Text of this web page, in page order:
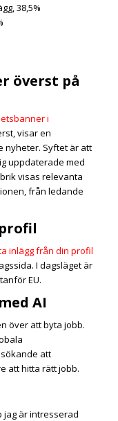
38,5%
överst på
i
visar en
nyheter. Syftet är att
uppdaterade med
visas relevanta
från ledande
inlägg från din profil
I dagsläget är
EU.
AI
över att byta jobb.
att
att hitta rätt jobb.
jag är intresserad